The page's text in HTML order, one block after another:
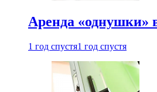
Аренда «однушки»
1 год спустя1 год спустя